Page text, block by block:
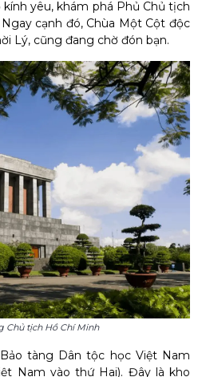
yêu, khám phá Phủ Chủ tịch
cạnh đó, Chùa Một Cột độc
Lý, cũng đang chờ đón bạn.
Chủ tịch Hồ Chí Minh
Bảo tàng Dân tộc học Việt Nam
Nam vào thứ Hai). Đây là kho